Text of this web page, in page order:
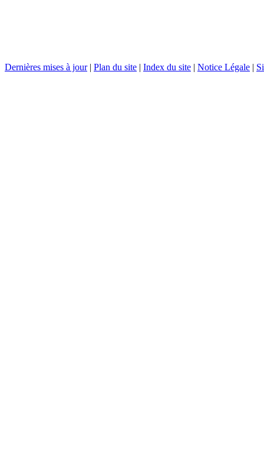
Dernières mises à jour| Plan du site | Index du site | Notice Légale |